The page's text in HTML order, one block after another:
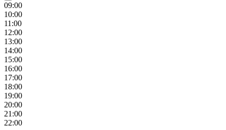
09:00
10:00
11 :00
12:00
13:00
14:00
15:00
16:00
17:00
18:00
19:00
20:00
21 :00
22:00